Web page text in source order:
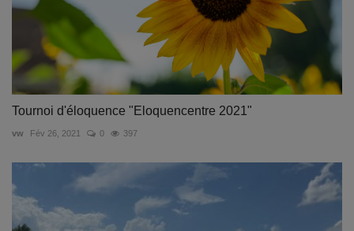
Tournoi d'éloquence "Eloquencentre 2021"
vw Fév 26, 2021 0 397